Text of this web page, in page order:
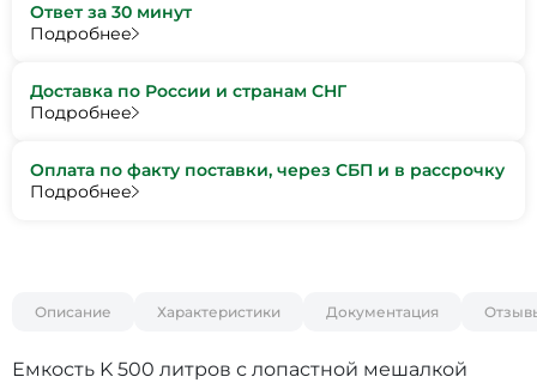
Ответ за 30 минут
Подробнее
Доставка по России и странам СНГ
Подробнее
Оплата по факту поставки, через СБП и в рассрочку
Подробнее
Описание Характеристики Документация
Емкость K 500 литров с лопастной мешалкой